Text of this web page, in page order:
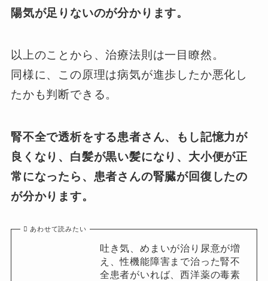
陽気が足りないのが分かります。
以上のことから、治療法則は一目瞭然。
同様に、この原理は病気が進歩したか悪化し
たかも判断できる。
腎不全で透析をする患者さん、もし記憶力が
良くなり、白髪が黒い髪になり、大小便が正
常になったら、患者さんの腎臓が回復したの
が分かります。
あわせて読みたい
吐き気、めまいが治り尿意が増
え、性機能障害まで治った腎不
全患者がいれば、西洋薬の毒素